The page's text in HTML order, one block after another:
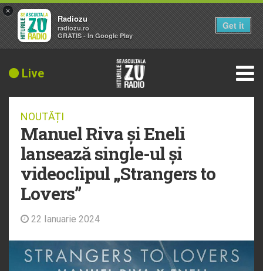
Live
NOUTĂȚI
Manuel Riva și Eneli
lansează single-ul și
videoclipul „Strangers to
Lovers”
22 Ianuarie 2024
×
Radiozu
radiozu.ro
GRATIS - In Google Play
Get it